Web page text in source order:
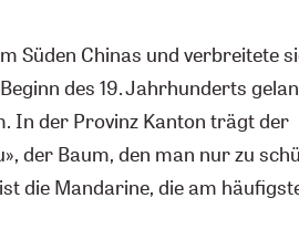
Süden Chinas und verbreitete
des 19. Jahrhunderts
In der Provinz Kanton trägt der
der Baum, den man nur zu
die Mandarine, die am